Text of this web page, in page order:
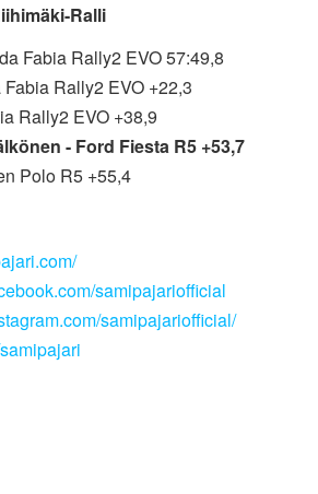
Ralli
Fabia Rally2 EVO 57:49,8
Rally2 EVO +22,3
Rally2 EVO +38,9
- Ford Fiesta R5 +53,7
Polo R5 +55,4
samipajariofficial
samipajariofficial/